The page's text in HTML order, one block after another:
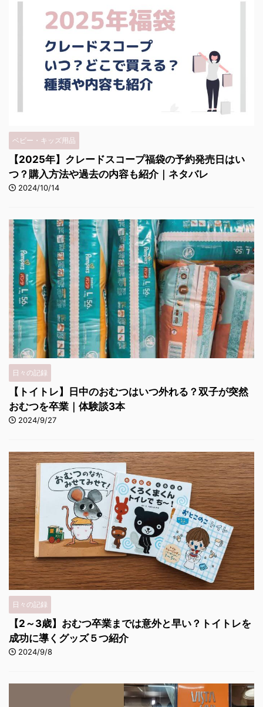
ベビー・キッズ用品
【2025年】クレードスコープ福袋の予約発売日はい
つ？購入方法や過去の内容も紹介｜ネタバレ
2024/10/14
日々の記録
【トイトレ】日中のおむつはいつ外れる？双子が突然
おむつを卒業｜体験談3本
2024/9/27
日々の記録
【2～3歳】おむつ卒業までは意外と早い？トイトレを
成功に導くグッズ５つ紹介
2024/9/8